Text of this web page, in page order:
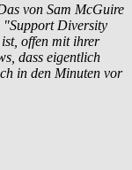
von Sam McGuire
"Support Diversity
offen mit ihrer
dass eigentlich
in den Minuten vor